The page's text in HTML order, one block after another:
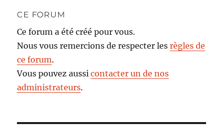
CE FORUM
Ce forum a été créé pour vous.
Nous vous remercions de respecter lesrègles de
ce forum.
Vous pouvez aussicontacter un de nos
administrateurs.